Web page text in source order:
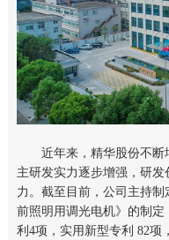
近年来，精华股份不断
主研发实力逐步增强，研
力。截至目前，公司主持
前照明用调光电机》的制
利4项，实用新型专利 82项